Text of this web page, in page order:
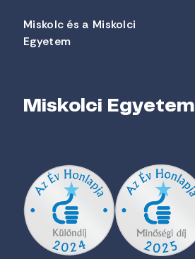
Miskolc és a Miskolci
Egyetem
Miskolci Egyetem